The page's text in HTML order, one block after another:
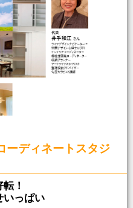
ーディネートスタジ
！
いっぱい